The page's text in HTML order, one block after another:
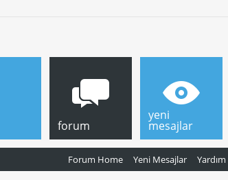
forum
Forum Home Yeni Mesajlar Yardım
yeni
mesajlar